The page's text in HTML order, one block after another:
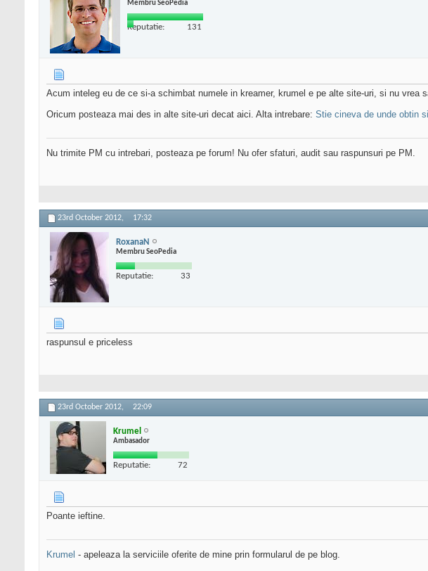
Membru SeoPedia
Reputatie: 131
Acum inteleg eu de ce si-a schimbat numele in kreamer, krumel e pe alte site-uri, si nu vrea
Oricum posteaza mai des in alte site-uri decat aici. Alta intrebare: Stie cineva de unde obtin
Nu trimite PM cu intrebari, posteaza pe forum! Nu ofer sfaturi, audit sau raspunsuri pe PM.
23rd October 2012, 17:32
RoxanaN
Membru SeoPedia
Reputatie: 33
raspunsul e priceless
23rd October 2012, 22:09
Krumel
Ambasador
Reputatie: 72
Poante ieftine.
Krumel - apeleaza la serviciile oferite de mine prin formularul de pe blog.